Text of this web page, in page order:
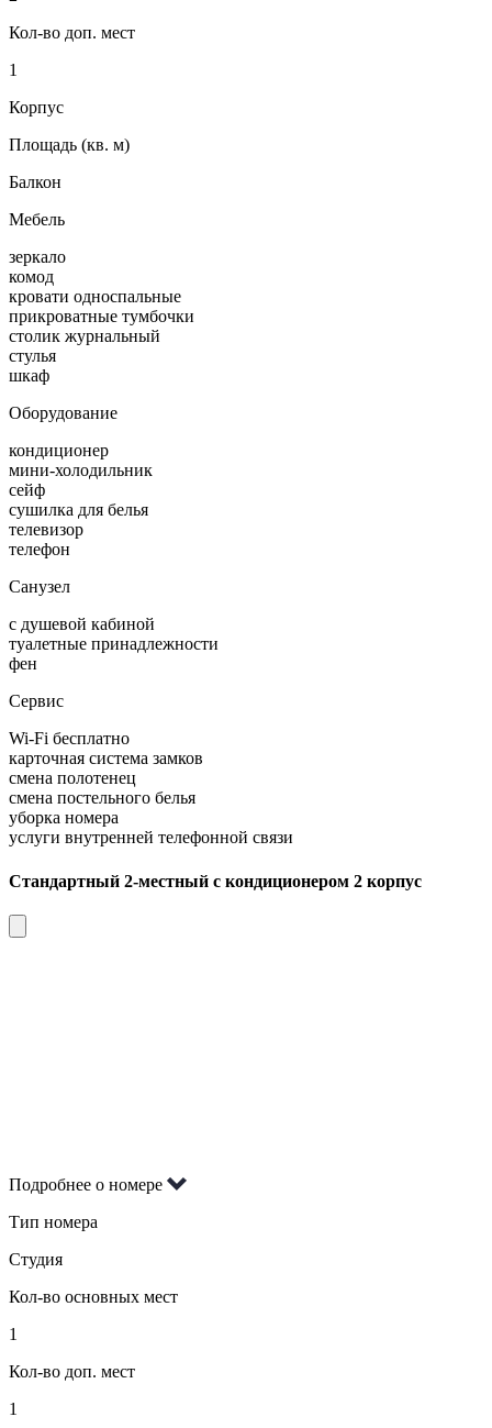
Кол-во доп. мест
1
Корпус
Площадь (кв. м)
Балкон
Мебель
зеркало
комод
кровати односпальные
прикроватные тумбочки
столик журнальный
стулья
шкаф
Оборудование
кондиционер
мини-холодильник
сейф
сушилка для белья
телевизор
телефон
Санузел
с душевой кабиной
туалетные принадлежности
фен
Сервис
Wi-Fi бесплатно
карточная система замков
смена полотенец
смена постельного белья
уборка номера
услуги внутренней телефонной связи
Стандартный 2-местный с кондиционером 2 корпус
Подробнее о номере
Тип номера
Студия
Кол-во основных мест
1
Кол-во доп. мест
1